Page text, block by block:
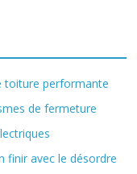
toiture performante
de fermeture
finir avec le désordre